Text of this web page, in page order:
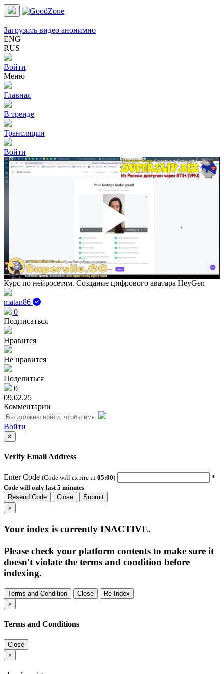
Загрузить видео анонимно
ENG
RUS
Войти
Меню
Главная
В тренде
Трансляции
Войти
Play
Курс по нейросетям. Создание цифрового аватара HeyGen
matan86
0
Подписаться
Нравится
Не нравится
Поделиться
0
09.02.25
Комментарии
Войти
×
Verify Email Address
Enter Code (Code will expire in 05:00)
*
Code will only last 5 minutes
Resend Code
Close
Submit
×
Your index is currently INACTIVE.
Please check your platform contents to make sure it
doesn't violate the terms and condition before
indexing.
Terms and Condition Close
Re-Index
×
Terms and Conditions
Close
×